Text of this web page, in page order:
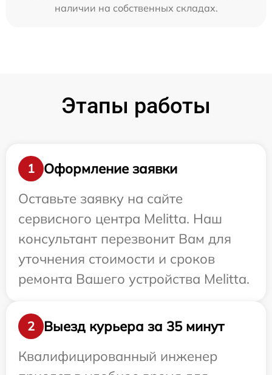
наличии на собственных складах.
Этапы работы
1
Оформление заявки
Оставьте заявку на сайте
сервисного центра Melitta. Наш
консультант перезвонит Вам для
уточнения стоимости и сроков
ремонта Вашего устройства Melitta.
2
Выезд курьера за 35 минут
Квалифицированный инженер